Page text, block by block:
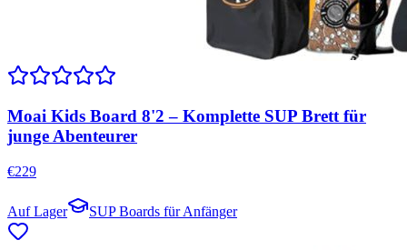
Moai Kids Board 8'2 – Komplette SUP Brett für
junge Abenteurer
€229
Auf Lager SUP Boards für Anfänger